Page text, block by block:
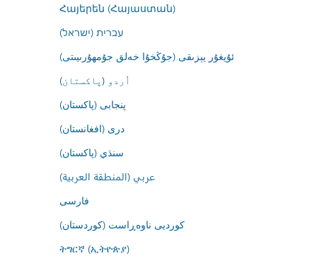
Հայերեն (Հայաստան)
עברית (ישראל)
ئۇيغۇر يېزىقى (جۇڭخۇا خەلق جۇمھۇرىيىتى)
اُردو (پاکستان)
پنجابی (پاکستان)
درى (افغانستان)
سنڌي (پاکستان)
عربي (المنطقة العربية)
فارسى
کوردیی ناوەڕاست (کوردستان)
ትግርኛ (ኢትዮጵያ)